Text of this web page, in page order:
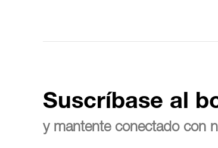
Suscríbase al
y mantente conectado con